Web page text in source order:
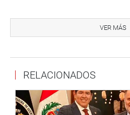
tomó conocimiento de estas
pidió una investigación para dar
Lima, 27 de julio de 2020
DESPACHO CONGRESAL
VER MÁS
RELACIONADOS